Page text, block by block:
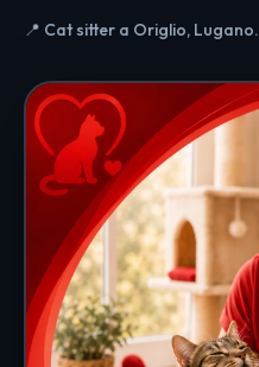
📍 Cat sitter a Origlio, Lugano.